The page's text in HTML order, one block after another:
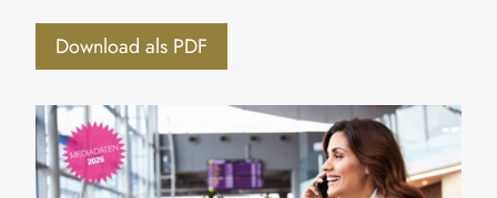
Download als PDF